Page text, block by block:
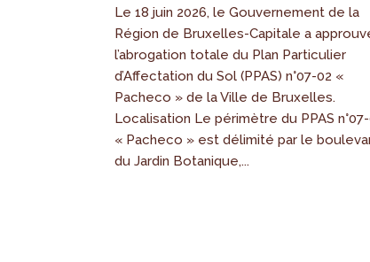
Le 18 juin 2026, le Gouvernement de la
Région de Bruxelles-Capitale a
l’abrogation totale du Plan Particulier
d’Affectation du Sol (PPAS) n°07-02 «
Pacheco » de la Ville de Bruxelles.
Localisation Le périmètre du PPAS
« Pacheco » est délimité par le
du Jardin Botanique,...